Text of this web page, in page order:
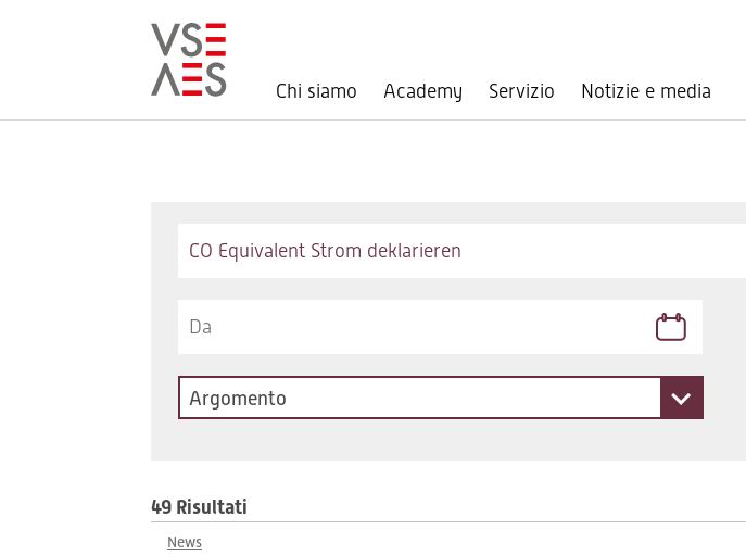
Chi siamo Academy Servizio Notizie e media
Argomento
49 Risultati
News